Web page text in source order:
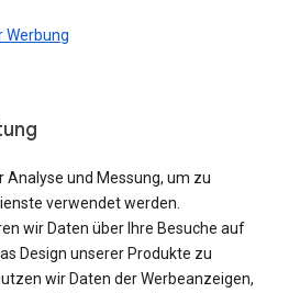
Werbung
Analyse und Messung, um zu
verwendet werden.
wir Daten über Ihre Besuche auf
Design unserer Produkte zu
wir Daten der Werbeanzeigen,